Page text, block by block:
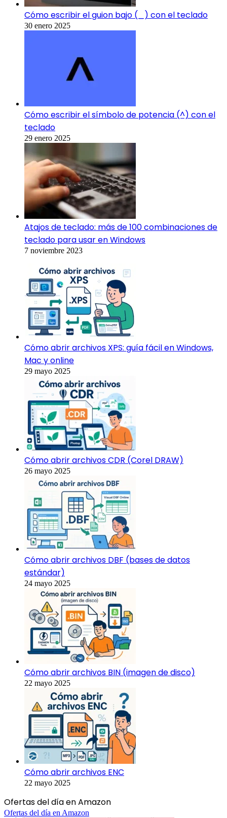
Cómo escribir el guion bajo (_) con el teclado
30 enero 2025
Cómo escribir el símbolo de potencia (^) con el
teclado
29 enero 2025
Atajos de teclado: más de 100 combinaciones de
teclado para usar en Windows
7 noviembre 2023
Cómo abrir archivos XPS: guía fácil en Windows,
Mac y online
29 mayo 2025
Cómo abrir archivos CDR (Corel DRAW)
26 mayo 2025
Cómo abrir archivos DBF (bases de datos
estándar)
24 mayo 2025
Cómo abrir archivos BIN (imagen de disco)
22 mayo 2025
Cómo abrir archivos ENC
22 mayo 2025
Ofertas del día en Amazon
Ofertas del día en Amazon